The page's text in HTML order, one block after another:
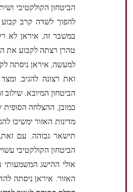
הביטחון הקולקטיבי
להפוך לשדה קרב קבוע
במשבר זה, איראן לא
טהרן רצתה לקבוע את
למעשה, איראן ניסתה
ואת רצונה להגיב,
הביטחון המיובא. שילוב
כמובן, ההצלחה הסופית
מדינות האזור ימשיכו
תישאר גבוהה. עם
הביטחון הקולקטיבי
אולי ההישג
האזור. איראן ניסתה